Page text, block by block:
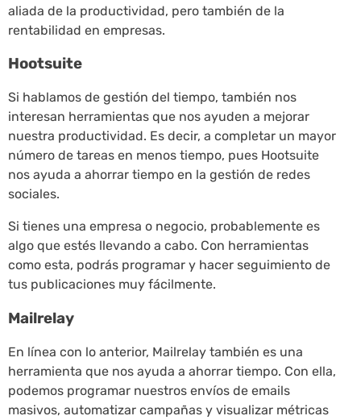
aliada de la productividad, pero también de la
rentabilidad en empresas.
Hootsuite
Si hablamos de gestión del tiempo, también nos
interesan herramientas que nos ayuden a mejorar
nuestra productividad. Es decir, a completar un mayor
número de tareas en menos tiempo, pues Hootsuite
nos ayuda a ahorrar tiempo en la gestión de redes
sociales.
Si tienes una empresa o negocio, probablemente es
algo que estés llevando a cabo. Con herramientas
como esta, podrás programar y hacer seguimiento de
tus publicaciones muy fácilmente.
Mailrelay
En línea con lo anterior, Mailrelay también es una
herramienta que nos ayuda a ahorrar tiempo. Con ella,
podemos programar nuestros envíos de emails
masivos, automatizar campañas y visualizar métricas